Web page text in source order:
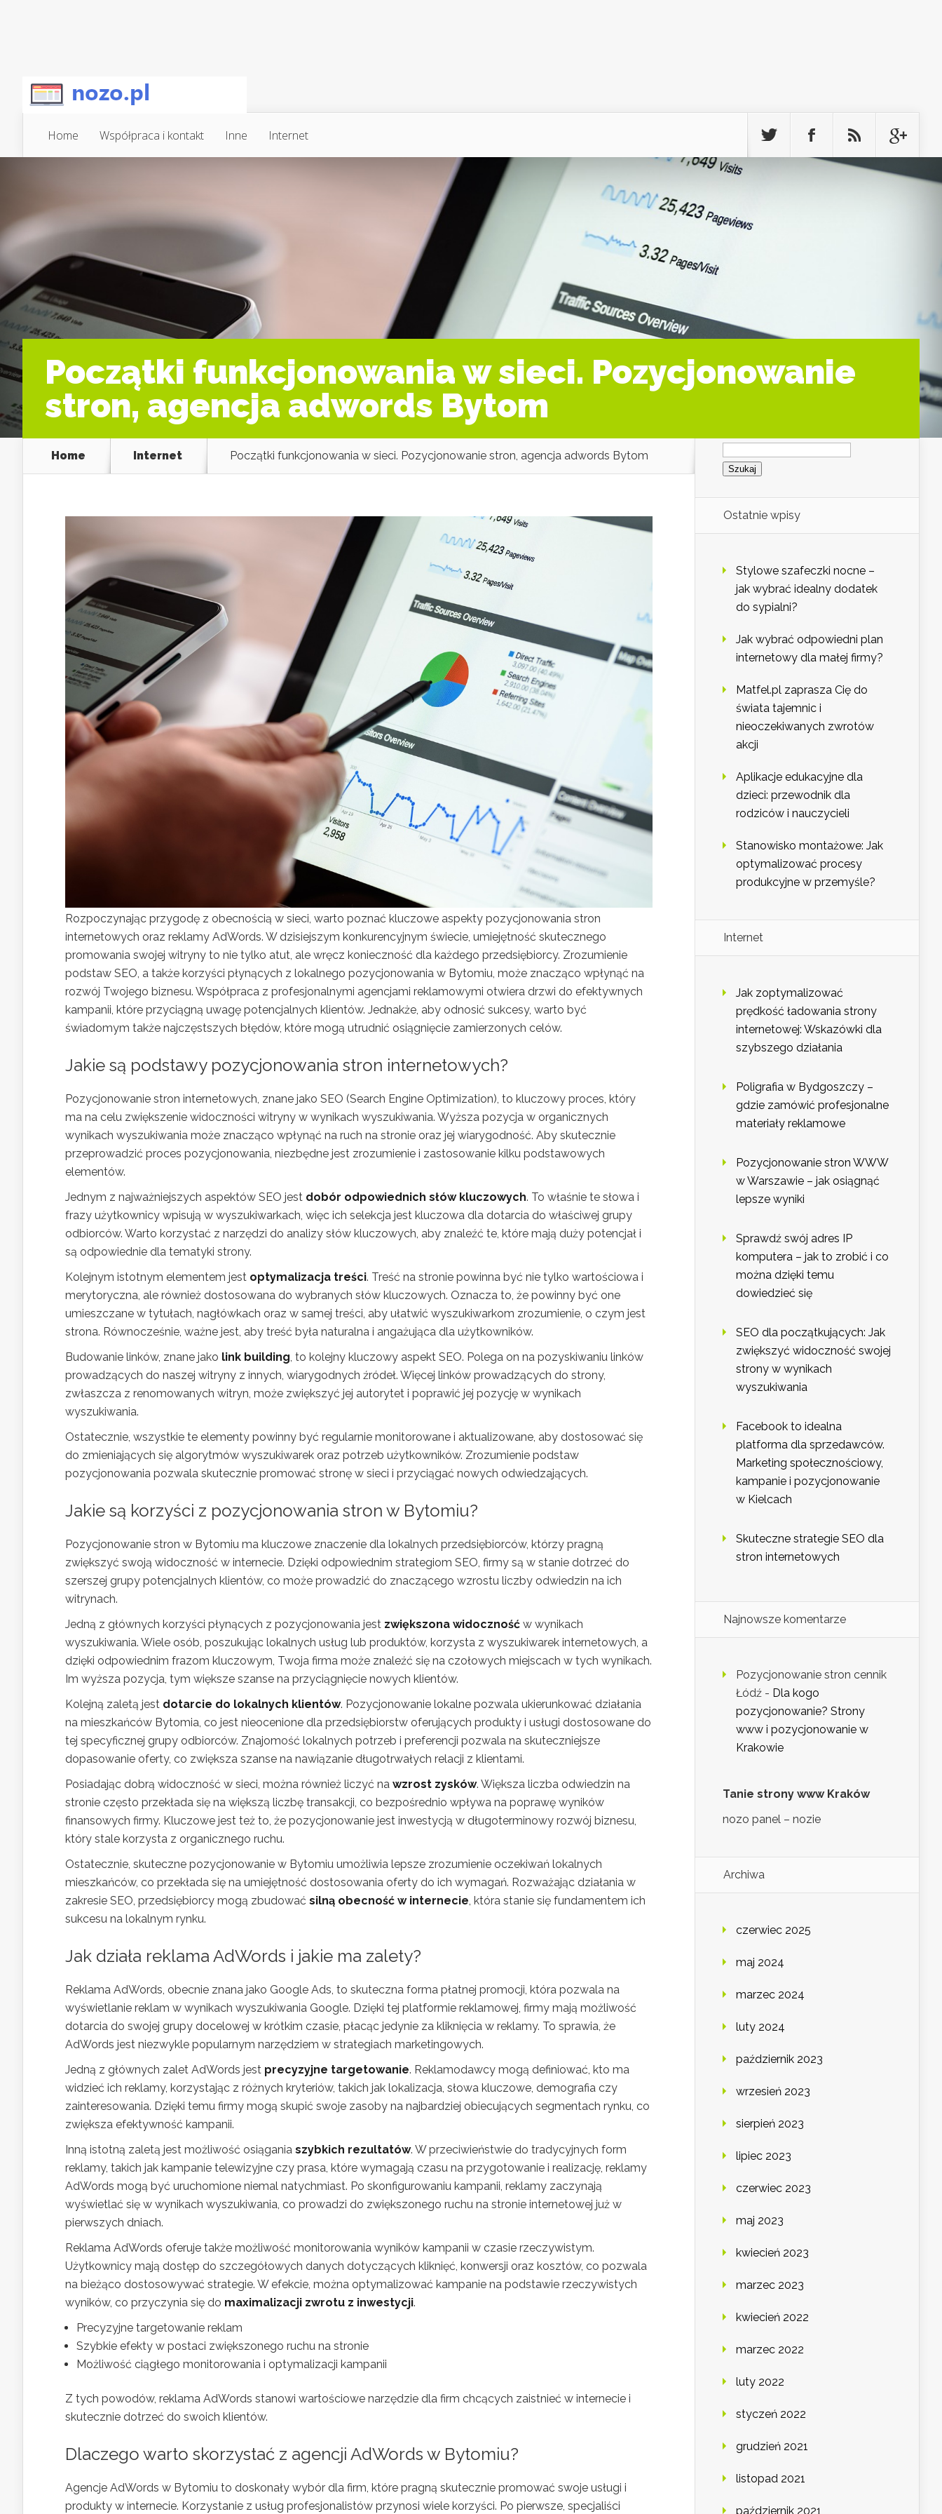
Home Współpraca i kontakt Inne Internet
Początki funkcjonowania w sieci. Pozycjonowanie
stron, agencja adwords Bytom
Home Internet Początki funkcjonowania w sieci. Pozycjonowanie stron, agencja adwords Bytom
Rozpoczynając przygodę z obecnością w sieci, warto poznać kluczowe aspekty pozycjonowania stron
internetowych oraz reklamy AdWords. W dzisiejszym konkurencyjnym świecie, umiejętność skutecznego
promowania swojej witryny to nie tylko atut, ale wręcz konieczność dla każdego przedsiębiorcy. Zrozumienie
podstaw SEO, a także korzyści płynących z lokalnego pozycjonowania w Bytomiu, może znacząco wpłynąć na
rozwój Twojego biznesu. Współpraca z profesjonalnymi agencjami reklamowymi otwiera drzwi do efektywnych
kampanii, które przyciągną uwagę potencjalnych klientów. Jednakże, aby odnosić sukcesy, warto być
świadomym także najczęstszych błędów, które mogą utrudnić osiągnięcie zamierzonych celów.
Jakie są podstawy pozycjonowania stron internetowych?
Pozycjonowanie stron internetowych, znane jako SEO (Search Engine Optimization), to kluczowy proces, który
ma na celu zwiększenie widoczności witryny w wynikach wyszukiwania. Wyższa pozycja w organicznych
wynikach wyszukiwania może znacząco wpłynąć na ruch na stronie oraz jej wiarygodność. Aby skutecznie
przeprowadzić proces pozycjonowania, niezbędne jest zrozumienie i zastosowanie kilku podstawowych
elementów.
Jednym z najważniejszych aspektów SEO jest dobór odpowiednich słów kluczowych. To właśnie te słowa i
frazy użytkownicy wpisują w wyszukiwarkach, więc ich selekcja jest kluczowa dla dotarcia do właściwej grupy
odbiorców. Warto korzystać z narzędzi do analizy słów kluczowych, aby znaleźć te, które mają duży potencjał i
są odpowiednie dla tematyki strony.
Kolejnym istotnym elementem jest optymalizacja treści. Treść na stronie powinna być nie tylko wartościowa i
merytoryczna, ale również dostosowana do wybranych słów kluczowych. Oznacza to, że powinny być one
umieszczane w tytułach, nagłówkach oraz w samej treści, aby ułatwić wyszukiwarkom zrozumienie, o czym jest
strona. Równocześnie, ważne jest, aby treść była naturalna i angażująca dla użytkowników.
Budowanie linków, znane jako link building, to kolejny kluczowy aspekt SEO. Polega on na pozyskiwaniu linków
prowadzących do naszej witryny z innych, wiarygodnych źródeł. Więcej linków prowadzących do strony,
zwłaszcza z renomowanych witryn, może zwiększyć jej autorytet i poprawić jej pozycję w wynikach
wyszukiwania.
Ostatecznie, wszystkie te elementy powinny być regularnie monitorowane i aktualizowane, aby dostosować się
do zmieniających się algorytmów wyszukiwarek oraz potrzeb użytkowników. Zrozumienie podstaw
pozycjonowania pozwala skutecznie promować stronę w sieci i przyciągać nowych odwiedzających.
Jakie są korzyści z pozycjonowania stron w Bytomiu?
Pozycjonowanie stron w Bytomiu ma kluczowe znaczenie dla lokalnych przedsiębiorców, którzy pragną
zwiększyć swoją widoczność w internecie. Dzięki odpowiednim strategiom SEO, firmy są w stanie dotrzeć do
szerszej grupy potencjalnych klientów, co może prowadzić do znaczącego wzrostu liczby odwiedzin na ich
witrynach.
Jedną z głównych korzyści płynących z pozycjonowania jest zwiększona widoczność w wynikach
wyszukiwania. Wiele osób, poszukując lokalnych usług lub produktów, korzysta z wyszukiwarek internetowych, a
dzięki odpowiednim frazom kluczowym, Twoja firma może znaleźć się na czołowych miejscach w tych wynikach.
Im wyższa pozycja, tym większe szanse na przyciągnięcie nowych klientów.
Kolejną zaletą jest dotarcie do lokalnych klientów. Pozycjonowanie lokalne pozwala ukierunkować działania
na mieszkańców Bytomia, co jest nieocenione dla przedsiębiorstw oferujących produkty i usługi dostosowane do
tej specyficznej grupy odbiorców. Znajomość lokalnych potrzeb i preferencji pozwala na skuteczniejsze
dopasowanie oferty, co zwiększa szanse na nawiązanie długotrwałych relacji z klientami.
Posiadając dobrą widoczność w sieci, można również liczyć na wzrost zysków. Większa liczba odwiedzin na
stronie często przekłada się na większą liczbę transakcji, co bezpośrednio wpływa na poprawę wyników
finansowych firmy. Kluczowe jest też to, że pozycjonowanie jest inwestycją w długoterminowy rozwój biznesu,
który stale korzysta z organicznego ruchu.
Ostatecznie, skuteczne pozycjonowanie w Bytomiu umożliwia lepsze zrozumienie oczekiwań lokalnych
mieszkańców, co przekłada się na umiejętność dostosowania oferty do ich wymagań. Rozważając działania w
zakresie SEO, przedsiębiorcy mogą zbudować silną obecność w internecie, która stanie się fundamentem ich
sukcesu na lokalnym rynku.
Jak działa reklama AdWords i jakie ma zalety?
Reklama AdWords, obecnie znana jako Google Ads, to skuteczna forma płatnej promocji, która pozwala na
wyświetlanie reklam w wynikach wyszukiwania Google. Dzięki tej platformie reklamowej, firmy mają możliwość
dotarcia do swojej grupy docelowej w krótkim czasie, płacąc jedynie za kliknięcia w reklamy. To sprawia, że
AdWords jest niezwykle popularnym narzędziem w strategiach marketingowych.
Jedną z głównych zalet AdWords jest precyzyjne targetowanie. Reklamodawcy mogą definiować, kto ma
widzieć ich reklamy, korzystając z różnych kryteriów, takich jak lokalizacja, słowa kluczowe, demografia czy
zainteresowania. Dzięki temu firmy mogą skupić swoje zasoby na najbardziej obiecujących segmentach rynku, co
zwiększa efektywność kampanii.
Inną istotną zaletą jest możliwość osiągania szybkich rezultatów. W przeciwieństwie do tradycyjnych form
reklamy, takich jak kampanie telewizyjne czy prasa, które wymagają czasu na przygotowanie i realizację, reklamy
AdWords mogą być uruchomione niemal natychmiast. Po skonfigurowaniu kampanii, reklamy zaczynają
wyświetlać się w wynikach wyszukiwania, co prowadzi do zwiększonego ruchu na stronie internetowej już w
pierwszych dniach.
Reklama AdWords oferuje także możliwość monitorowania wyników kampanii w czasie rzeczywistym.
Użytkownicy mają dostęp do szczegółowych danych dotyczących kliknięć, konwersji oraz kosztów, co pozwala
na bieżąco dostosowywać strategie. W efekcie, można optymalizować kampanie na podstawie rzeczywistych
wyników, co przyczynia się do maximalizacji zwrotu z inwestycji.
Precyzyjne targetowanie reklam
Szybkie efekty w postaci zwiększonego ruchu na stronie
Możliwość ciągłego monitorowania i optymalizacji kampanii
Z tych powodów, reklama AdWords stanowi wartościowe narzędzie dla firm chcących zaistnieć w internecie i
skutecznie dotrzeć do swoich klientów.
Dlaczego warto skorzystać z agencji AdWords w Bytomiu?
Agencje AdWords w Bytomiu to doskonały wybór dla firm, które pragną skutecznie promować swoje usługi i
produkty w internecie. Korzystanie z usług profesjonalistów przynosi wiele korzyści. Po pierwsze, specjaliści
Szukaj:
Ostatnie wpisy
Stylowe szafeczki nocne –
jak wybrać idealny dodatek
do sypialni?
Jak wybrać odpowiedni plan
internetowy dla małej firmy?
Matfel.pl zaprasza Cię do
świata tajemnic i
nieoczekiwanych zwrotów
akcji
Aplikacje edukacyjne dla
dzieci: przewodnik dla
rodziców i nauczycieli
Stanowisko montażowe: Jak
optymalizować procesy
produkcyjne w przemyśle?
Internet
Jak zoptymalizować
prędkość ładowania strony
internetowej: Wskazówki dla
szybszego działania
Poligrafia w Bydgoszczy –
gdzie zamówić profesjonalne
materiały reklamowe
Pozycjonowanie stron WWW
w Warszawie – jak osiągnąć
lepsze wyniki
Sprawdź swój adres IP
komputera – jak to zrobić i co
można dzięki temu
dowiedzieć się
SEO dla początkujących: Jak
zwiększyć widoczność swojej
strony w wynikach
wyszukiwania
Facebook to idealna
platforma dla sprzedawców.
Marketing społecznościowy,
kampanie i pozycjonowanie
w Kielcach
Skuteczne strategie SEO dla
stron internetowych
Najnowsze komentarze
Pozycjonowanie stron cennik
Łódź - Dla kogo
pozycjonowanie? Strony
www i pozycjonowanie w
Krakowie
Tanie strony www Kraków
nozo panel – nozie
Archiwa
czerwiec 2025
maj 2024
marzec 2024
luty 2024
październik 2023
wrzesień 2023
sierpień 2023
lipiec 2023
czerwiec 2023
maj 2023
kwiecień 2023
marzec 2023
kwiecień 2022
marzec 2022
luty 2022
styczeń 2022
grudzień 2021
listopad 2021
październik 2021